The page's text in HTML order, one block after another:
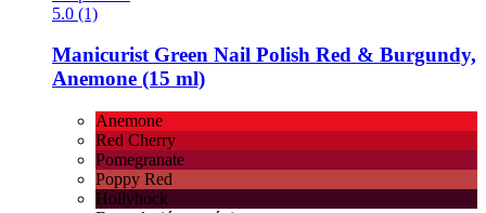
5.0 (1)
ManicuristGreen Nail Polish Red & Burgundy,
Anemone (15 ml)
Anemone
Red Cherry
Pomegranate
Poppy Red
Hollyhock